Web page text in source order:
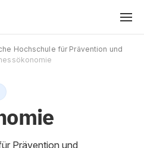
Hochschule für Prävention und
Prävention und